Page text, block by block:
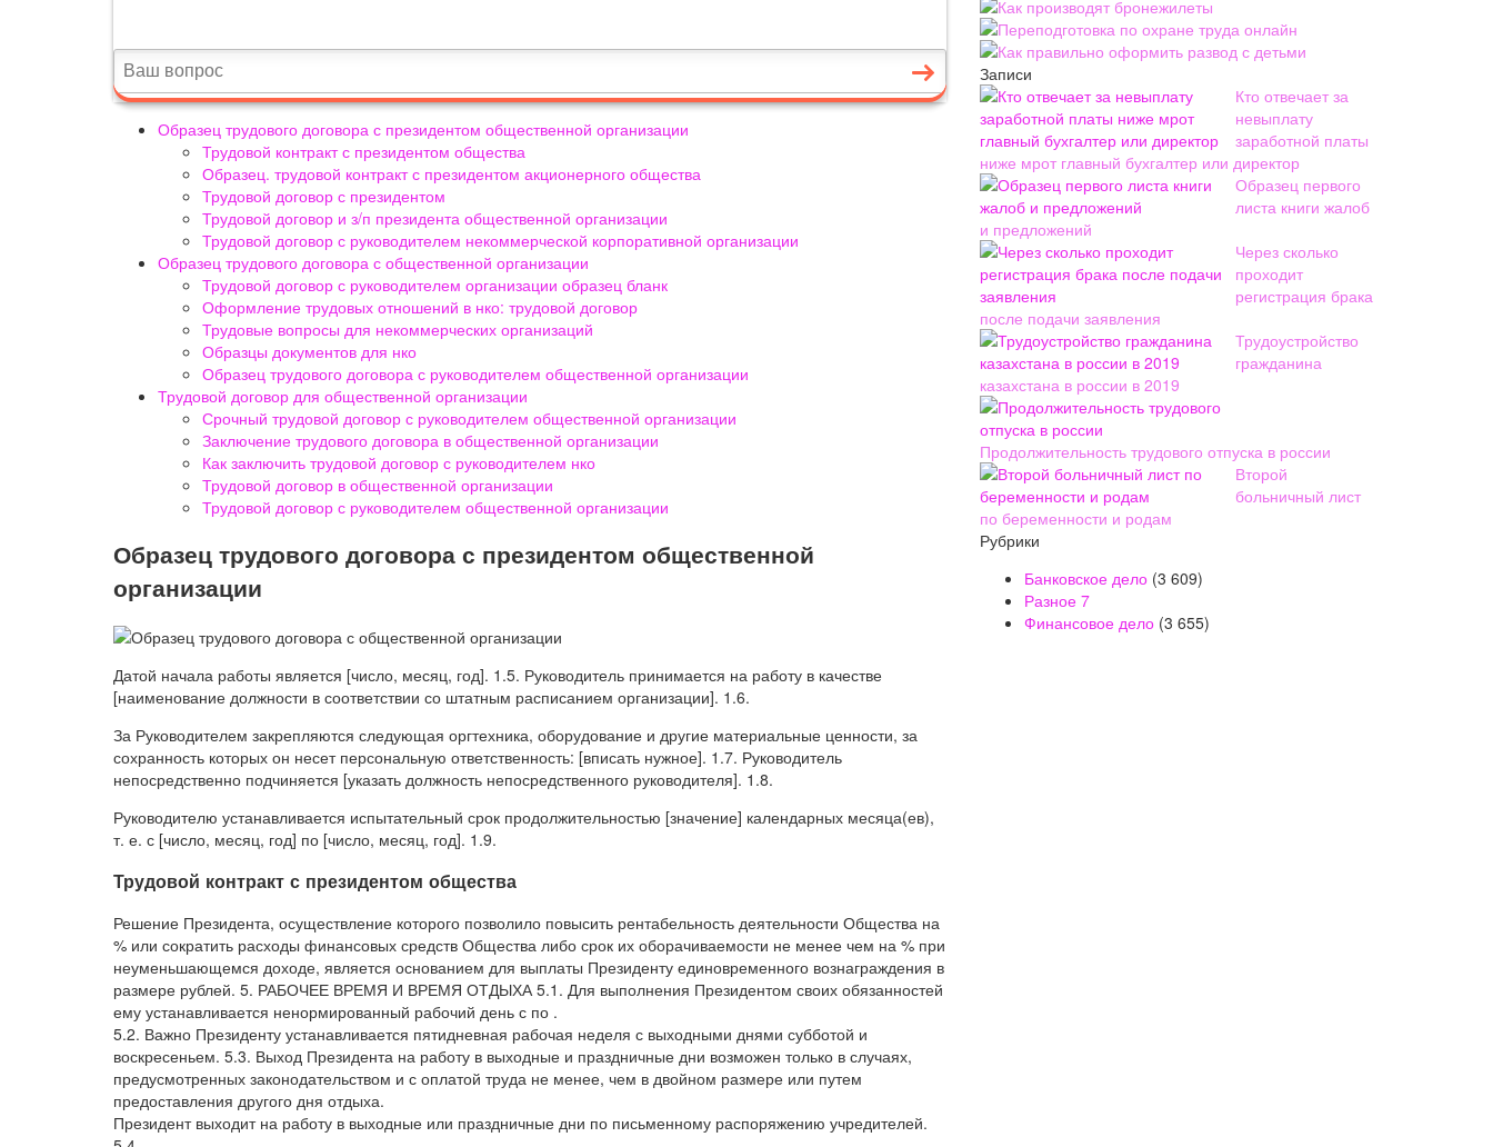
Образец трудового договора с президентом общественной организации
Трудовой контракт с президентом общества
Образец. трудовой контракт с президентом акционерного общества
Трудовой договор с президентом
Трудовой договор и з/п президента общественной организации
Трудовой договор с руководителем некоммерческой корпоративной организации
Образец трудового договора с общественной организации
Трудовой договор с руководителем организации образец бланк
Оформление трудовых отношений в нко: трудовой договор
Трудовые вопросы для некоммерческих организаций
Образцы документов для нко
Образец трудового договора с руководителем общественной организации
Трудовой договор для общественной организации
Срочный трудовой договор с руководителем общественной организации
Заключение трудового договора в общественной организации
Как заключить трудовой договор с руководителем нко
Трудовой договор в общественной организации
Трудовой договор с руководителем общественной организации
Образец трудового договора с президентом общественной
организации
Датой начала работы является [число, месяц, год]. 1.5. Руководитель принимается на работу в качестве
[наименование должности в соответствии со штатным расписанием организации]. 1.6.
За Руководителем закрепляются следующая оргтехника, оборудование и другие материальные ценности, за
сохранность которых он несет персональную ответственность: [вписать нужное]. 1.7. Руководитель
непосредственно подчиняется [указать должность непосредственного руководителя]. 1.8.
Руководителю устанавливается испытательный срок продолжительностью [значение] календарных месяца(ев),
т. е. с [число, месяц, год] по [число, месяц, год]. 1.9.
Трудовой контракт с президентом общества
Решение Президента, осуществление которого позволило повысить рентабельность деятельности Общества на
% или сократить расходы финансовых средств Общества либо срок их оборачиваемости не менее чем на % при
неуменьшающемся доходе, является основанием для выплаты Президенту единовременного вознаграждения в
размере рублей. 5. РАБОЧЕЕ ВРЕМЯ И ВРЕМЯ ОТДЫХА 5.1. Для выполнения Президентом своих обязанностей
ему устанавливается ненормированный рабочий день с по .
5.2. Важно Президенту устанавливается пятидневная рабочая неделя с выходными днями субботой и
воскресеньем. 5.3. Выход Президента на работу в выходные и праздничные дни возможен только в случаях,
предусмотренных законодательством и с оплатой труда не менее, чем в двойном размере или путем
предоставления другого дня отдыха.
Президент выходит на работу в выходные или праздничные дни по письменному распоряжению учредителей.
Как производят бронежилеты
Переподготовка по охране труда онлайн
Как правильно оформить развод с детьми
Записи
Кто отвечает за
невыплату
заработной платы
ниже мрот главный бухгалтер или директор
Образец первого
листа книги жалоб
и предложений
Через сколько
проходит
регистрация брака
после подачи заявления
Трудоустройство
гражданина
казахстана в россии в 2019
Продолжительность трудового отпуска в россии
Второй
больничный лист
по беременности и родам
Рубрики
Банковское дело (3 609)
Разное 7
Финансовое дело (3 655)